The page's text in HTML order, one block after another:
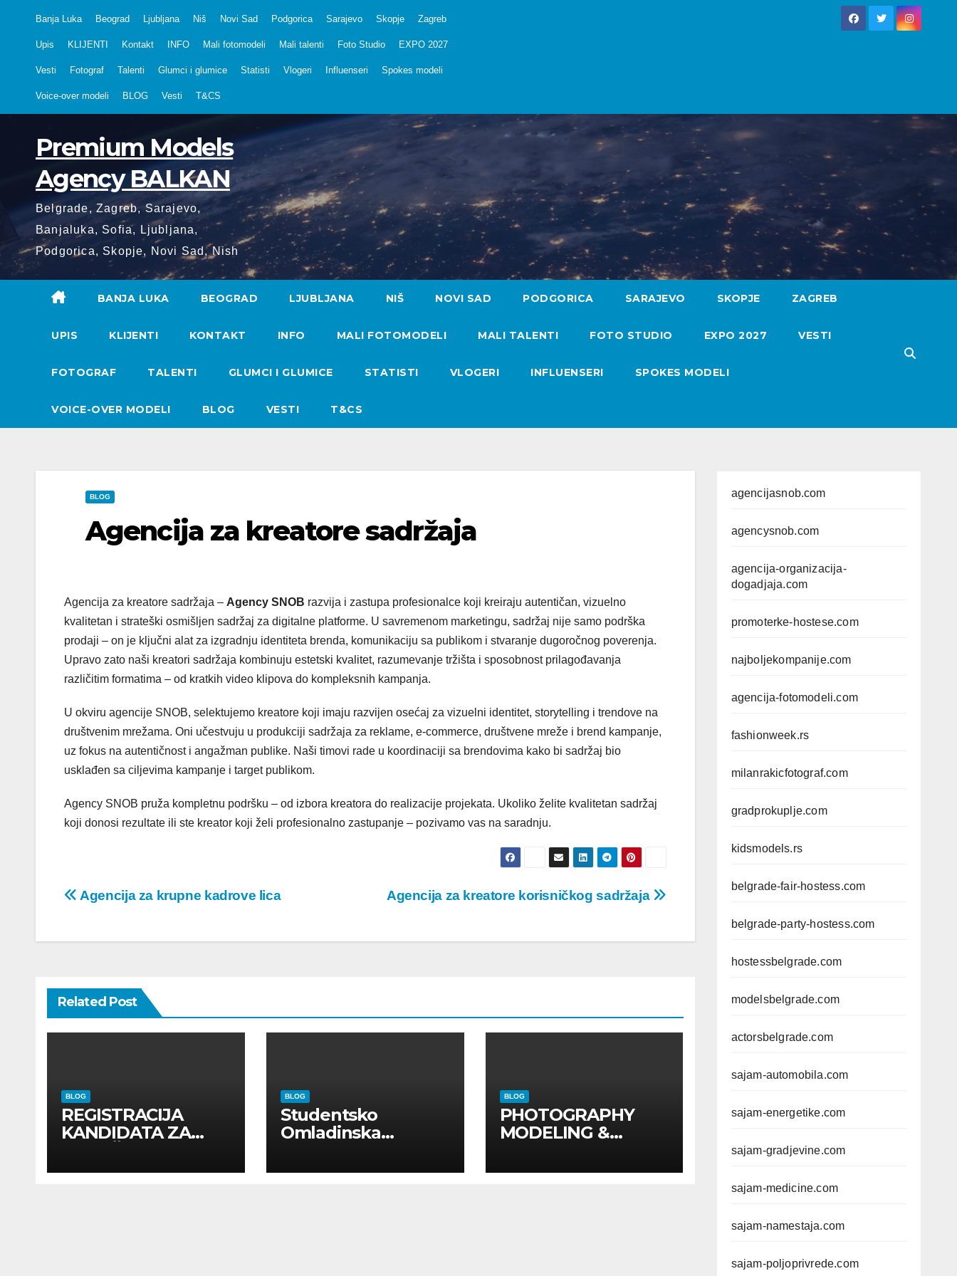
Banja Luka Beograd Ljubljana Niš Novi Sad Podgorica Sarajevo Skopje Zagreb
Upis KLIJENTI Kontakt INFO Mali fotomodeli Mali talenti Foto Studio EXPO 2027
Vesti Fotograf Talenti Glumci i glumice Statisti Vlogeri Influenseri Spokes modeli
Voice-over modeli BLOG Vesti T&CS
Premium Models
Agency BALKAN
Belgrade, Zagreb, Sarajevo,
Banjaluka, Sofia, Ljubljana,
Podgorica, Skopje, Novi Sad, Nish
BANJA LUKA BEOGRAD LJUBLJANA NIŠ NOVI SAD PODGORICA SARAJEVO SKOPJE ZAGREB
UPIS KLIJENTI KONTAKT INFO MALI FOTOMODELI MALI TALENTI FOTO STUDIO EXPO 2027 VESTI
FOTOGRAF TALENTI GLUMCI I GLUMICE STATISTI VLOGERI INFLUENSERI SPOKES MODELI
VOICE-OVER MODELI BLOG VESTI T&CS
BLOG
Agencija za kreatore sadržaja
Agencija za kreatore sadržaja – Agency SNOB razvija i zastupa profesionalce koji kreiraju autentičan, vizuelno
kvalitetan i strateški osmišljen sadržaj za digitalne platforme. U savremenom marketingu, sadržaj nije samo podrška
prodaji – on je ključni alat za izgradnju identiteta brenda, komunikaciju sa publikom i stvaranje dugoročnog poverenja.
Upravo zato naši kreatori sadržaja kombinuju estetski kvalitet, razumevanje tržišta i sposobnost prilagođavanja
različitim formatima – od kratkih video klipova do kompleksnih kampanja.
U okviru agencije SNOB, selektujemo kreatore koji imaju razvijen osećaj za vizuelni identitet, storytelling i trendove na
društvenim mrežama. Oni učestvuju u produkciji sadržaja za reklame, e-commerce, društvene mreže i brend kampanje,
uz fokus na autentičnost i angažman publike. Naši timovi rade u koordinaciji sa brendovima kako bi sadržaj bio
usklađen sa ciljevima kampanje i target publikom.
Agency SNOB pruža kompletnu podršku – od izbora kreatora do realizacije projekata. Ukoliko želite kvalitetan sadržaj
koji donosi rezultate ili ste kreator koji želi profesionalno zastupanje – pozivamo vas na saradnju.
Post
Agencija za kreatore korisničkog sadržaja
Agencija za krupne kadrove lica
Related Post
BLOG
REGISTRACIJA
KANDIDATA ZA
INOSTRANIM
BLOG
Studentsko
Omladinska
Kompanije“
BLOG
PHOTOGRAPHY
MODELING &
PRODUCTION
agencijasnob.com
agencysnob.com
agencija-organizacija-
dogadjaja.com
promoterke-hostese.com
najboljekompanije.com
agencija-fotomodeli.com
fashionweek.rs
milanrakicfotograf.com
gradprokuplje.com
kidsmodels.rs
belgrade-fair-hostess.com
belgrade-party-hostess.com
hostessbelgrade.com
modelsbelgrade.com
actorsbelgrade.com
sajam-automobila.com
sajam-energetike.com
sajam-gradjevine.com
sajam-medicine.com
sajam-namestaja.com
sajam-poljoprivrede.com